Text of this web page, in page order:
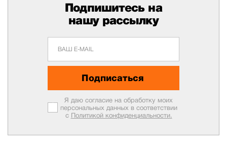
Подпишитесь на
нашу рассылку
Подписаться
Я даю согласие на обработку моих
персональных данных в соответствии
с Политикой конфиденциальности.